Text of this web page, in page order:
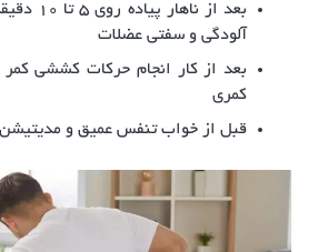
بعد از
آلودگی و سفتی عضلات
بعد از کار انجام حرکات کششی
کمری
قبل از خواب تنفس عمیق و